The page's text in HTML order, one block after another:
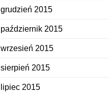
grudzień 2015
październik 2015
wrzesień 2015
sierpień 2015
lipiec 2015